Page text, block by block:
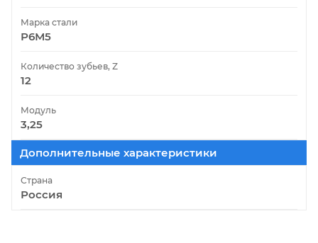
Марка стали
Р6М5
Количество зубьев, Z
12
Модуль
3,25
Дополнительные характеристики
Страна
Россия